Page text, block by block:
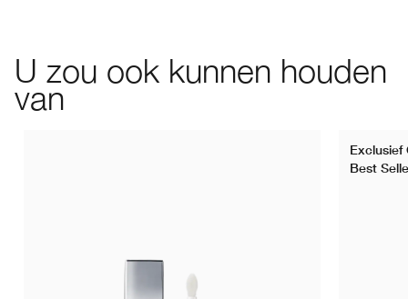
U zou ook kunnen houden
van
Exclusief
Best